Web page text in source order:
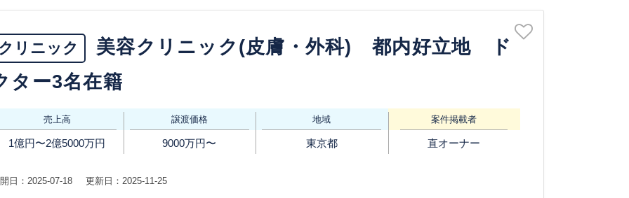
リニック
美容クリニック(皮膚・外科) 都内好立地 ド
ター3名在籍
売上高
1億円〜2億5000万円
譲渡価格
9000万円〜
地域
東京都
案件掲載者
直オーナー
日：2025-07-18 更新日：2025-11-25